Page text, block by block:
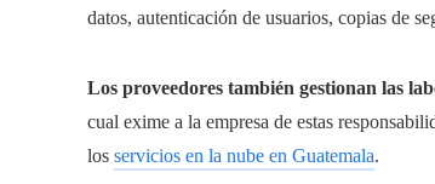
datos, autenticación de usuarios, copias de
Los proveedores también gestionan las
cual exime a la empresa de estas
los servicios en la nube en Guatemala.